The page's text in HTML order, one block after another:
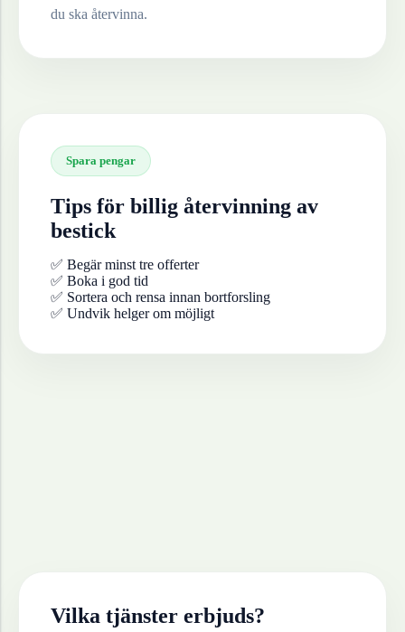
du ska återvinna.
Spara pengar
Tips för billig återvinning av
bestick
✅ Begär minst tre offerter
✅ Boka i god tid
✅ Sortera och rensa innan bortforsling
✅ Undvik helger om möjligt
Vilka tjänster erbjuds?